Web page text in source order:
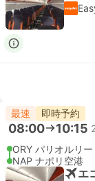
最速 即時予約
08:00 10:15
ORY パリオルリ
NAP ナポリ空港
エ